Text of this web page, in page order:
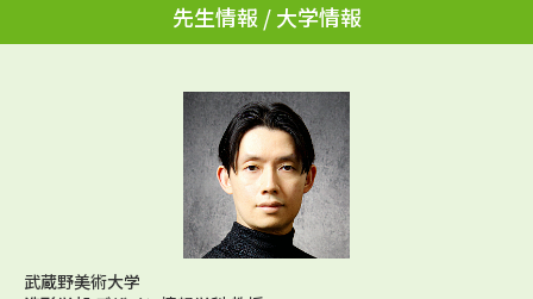
お支払いについて
受付内容・発送状況の確認
個人情報取扱規定
テレメール進学カタログ
訂正のご案内
先生情報 / 大学情報
武蔵野美術大学